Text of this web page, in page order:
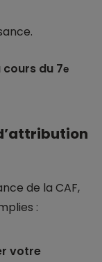
cours du 7e
de la CAF,
:
votre